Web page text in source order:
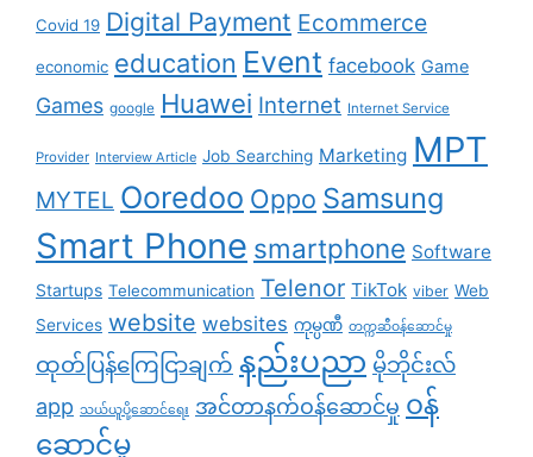
Covid 19 Digital Payment Ecommerce
economic education Event facebook Game
Games google Huawei Internet Internet Service
Provider Interview Article Job Searching Marketing MPT
MYTEL Ooredoo Oppo Samsung
Smart Phone smartphone Software
Startups Telecommunication Telenor TikTok viber Web
Services website websites ကုမ္ပဏီ တက္ကဆီဝန်ဆောင်မှု
ထုတ်ပြန်ကြေငြာချက် နည်းပညာ မိုဘိုင်းလ်
app သယ်ယူပို့ဆောင်ရေး အင်တာနက်ဝန်ဆောင်မှု ၀န်
ဆောင်မှု